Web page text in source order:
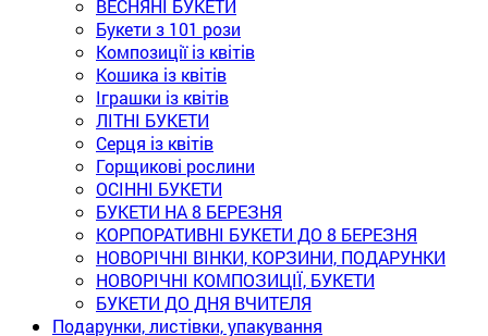
ВЕСНЯНІ БУКЕТИ
Букети з 101 рози
Композиції із квітів
Кошика із квітів
Іграшки із квітів
ЛІТНІ БУКЕТИ
Серця із квітів
Горщикові рослини
ОСІННІ БУКЕТИ
БУКЕТИ НА 8 БЕРЕЗНЯ
КОРПОРАТИВНІ БУКЕТИ ДО 8 БЕРЕЗНЯ
НОВОРІЧНІ ВІНКИ, КОРЗИНИ, ПОДАРУНКИ
НОВОРІЧНІ КОМПОЗИЦІЇ, БУКЕТИ
БУКЕТИ ДО ДНЯ ВЧИТЕЛЯ
Подарунки, листівки, упакування